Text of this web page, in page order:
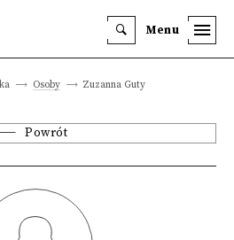
Menu
Osoby Zuzanna Guty
Powrót